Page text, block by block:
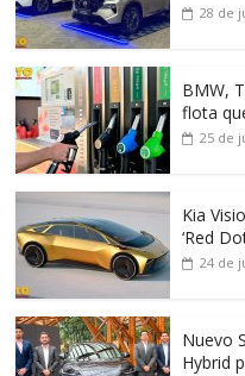
28 de
BMW,
flota
25 de
Kia
‘Red
24 de
Nuevo
Hybrid